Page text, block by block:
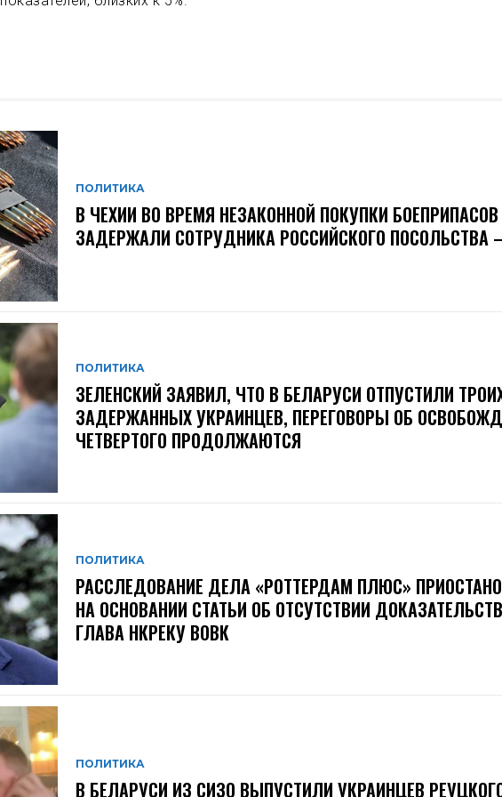
ПОЛИТИКА
В ЧЕХИИ ВО ВРЕМЯ НЕЗАКОННОЙ ПОКУПКИ БОЕПРИПАСОВ
ЗАДЕРЖАЛИ СОТРУДНИКА РОССИЙСКОГО ПОСОЛЬСТВА
ПОЛИТИКА
ЗЕЛЕНСКИЙ ЗАЯВИЛ, ЧТО В БЕЛАРУСИ ОТПУСТИЛИ
ЗАДЕРЖАННЫХ УКРАИНЦЕВ, ПЕРЕГОВОРЫ ОБ
ЧЕТВЕРТОГО ПРОДОЛЖАЮТСЯ
ПОЛИТИКА
РАССЛЕДОВАНИЕ ДЕЛА «РОТТЕРДАМ ПЛЮС»
НА ОСНОВАНИИ СТАТЬИ ОБ ОТСУТСТВИИ
ГЛАВА НКРЕКУ ВОВК
ПОЛИТИКА
В БЕЛАРУСИ ИЗ СИЗО ВЫПУСТИЛИ УКРАИНЦЕВ